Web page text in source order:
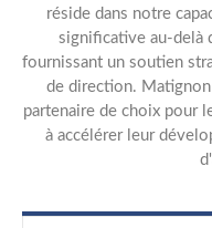
réside dans notre
significative au-delà
fournissant un soutien
de direction.
partenaire de choix pour
à accélérer leur